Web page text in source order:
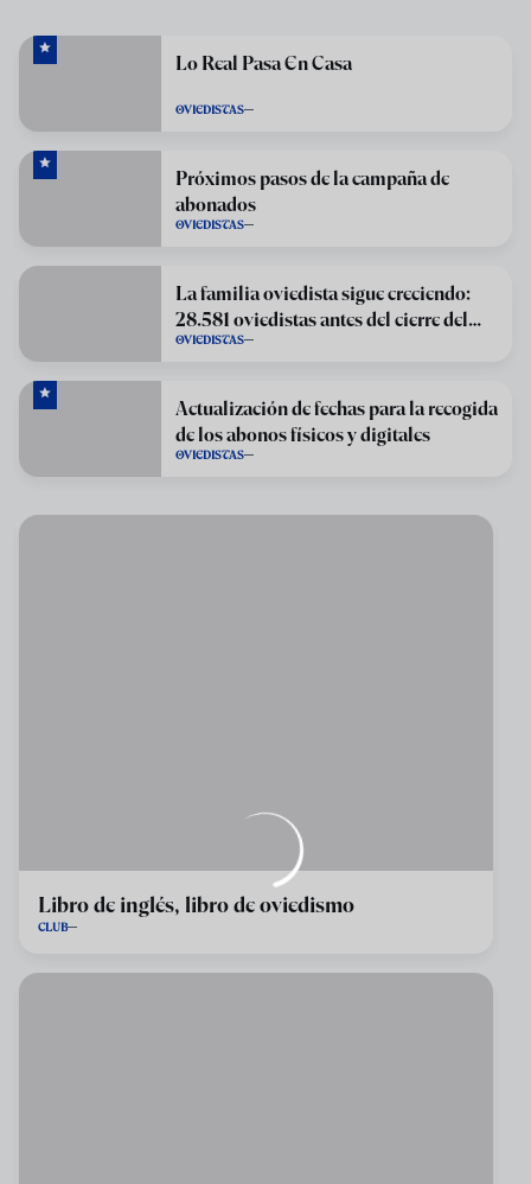
Lo Real Pasa En Casa
OVIEDISTAS
Próximos pasos de la campaña de
abonados
OVIEDISTAS
La familia oviedista sigue creciendo:
28.581 oviedistas antes del cierre del
periodo de renovación
OVIEDISTAS
Actualización de fechas para la recogida
de los abonos físicos y digitales
OVIEDISTAS
Libro de inglés, libro de oviedismo
CLUB